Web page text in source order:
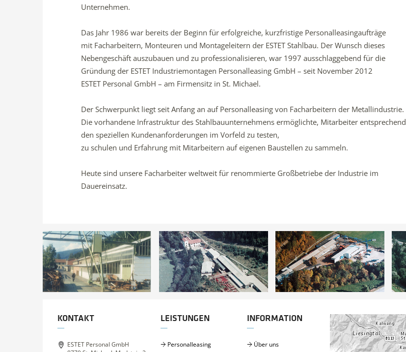
Unternehmen.
Das Jahr 1986 war bereits der Beginn für erfolgreiche, kurzfristige Personalleasingaufträge
mit Facharbeitern, Monteuren und Montageleitern der ESTET Stahlbau. Der Wunsch dieses
Nebengeschäft auszubauen und zu professionalisieren, war 1997 ausschlaggebend für die
Gründung der ESTET Industriemontagen Personalleasing GmbH – seit November 2012
ESTET Personal GmbH – am Firmensitz in St. Michael.
Der Schwerpunkt liegt seit Anfang an auf Personalleasing von Facharbeitern der Metallindustrie.
Die vorhandene Infrastruktur des Stahlbauunternehmens ermöglichte, Mitarbeiter entsprechend
den speziellen Kundenanforderungen im Vorfeld zu testen,
zu schulen und Erfahrung mit Mitarbeitern auf eigenen Baustellen zu sammeln.
Heute sind unsere Facharbeiter weltweit für renommierte Großbetriebe der Industrie im
Dauereinsatz.
KONTAKT
ESTET Personal GmbH
LEISTUNGEN
Personalleasing
INFORMATION
Über uns